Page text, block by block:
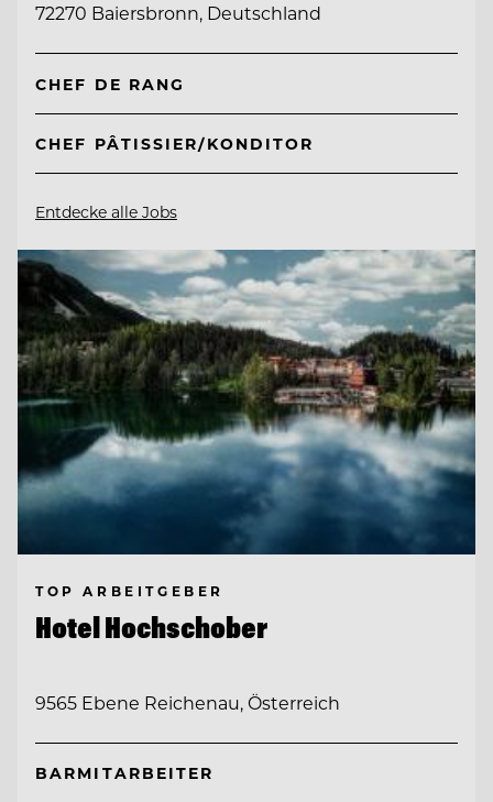
72270 Baiersbronn, Deutschland
CHEF DE RANG
CHEF PÂTISSIER/KONDITOR
Entdecke alle Jobs
TOP ARBEITGEBER
Hotel Hochschober
9565 Ebene Reichenau, Österreich
BARMITARBEITER